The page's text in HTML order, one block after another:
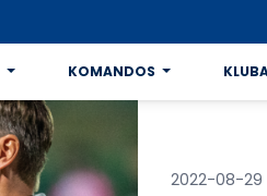
KOMANDOS
2022-08-29